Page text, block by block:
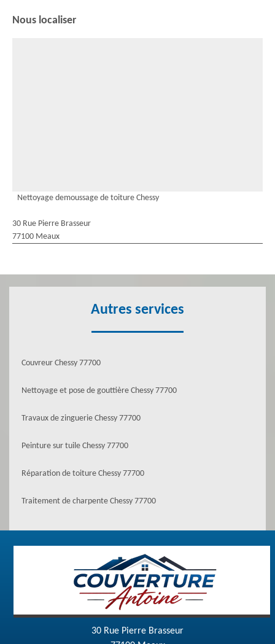
Nous localiser
Nettoyage demoussage de toiture Chessy
30 Rue Pierre Brasseur
77100 Meaux
Autres services
Couvreur Chessy 77700
Nettoyage et pose de gouttière Chessy 77700
Travaux de zinguerie Chessy 77700
Peinture sur tuile Chessy 77700
Réparation de toiture Chessy 77700
Traitement de charpente Chessy 77700
30 Rue Pierre Brasseur